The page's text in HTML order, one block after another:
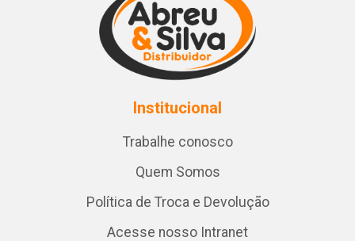
Institucional
Trabalhe conosco
Quem Somos
Política de Troca e Devolução
Acesse nosso Intranet